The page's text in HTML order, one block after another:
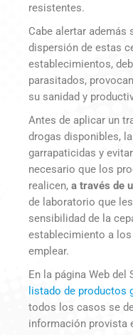
resistentes.
Cabe alertar además
dispersión de estas
establecimientos,
parasitados,
su sanidad y
Antes de aplicar un
drogas disponibles,
garrapaticidas y
necesario que los
realicen, a través de
de laboratorio que
sensibilidad de la
establecimiento a
emplear.
En la página Web del
listado de productos
todos los casos se
información provista